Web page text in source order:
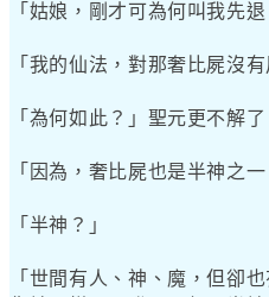
「姑娘，剛才可為何叫我先
「我的仙法，對那奢比屍沒
「為何如此？」聖元更不解了
「因為，奢比屍也是半神之
「半神？」
「世間有人、神、魔，但卻